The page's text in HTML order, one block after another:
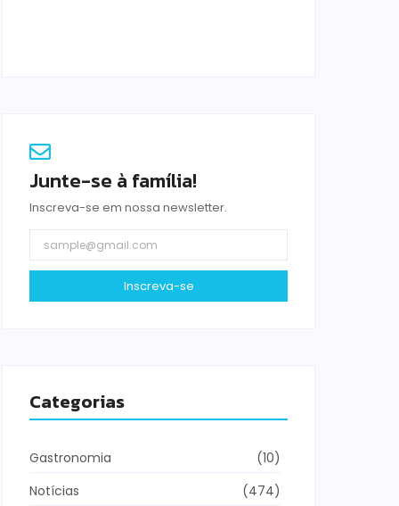
Junte-se à família!
Inscreva-se em nossa newsletter.
Inscreva-se
Categorias
Gastronomia
(10)
Notícias
(474)